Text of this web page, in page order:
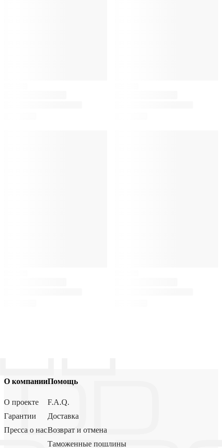
О компании
О проекте
Гарантии
Пресса о нас
Помощь
F.A.Q.
Доставка
Возврат и отмена
Таможенные пошлины